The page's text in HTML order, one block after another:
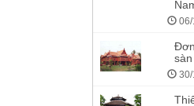
06/
30/